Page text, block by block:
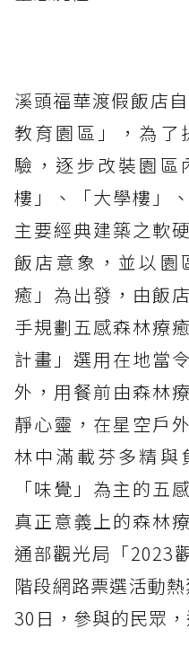
溪頭福華渡假飯店
教育園區」，為了
驗，逐步改裝園區
樓」、「大學樓」
主要經典建築之軟
飯店意象，並以園
癒」為出發，由飯
手規劃五感森林療
計畫」選用在地當
外，用餐前由森林
靜心靈，在星空戶
林中滿載芬多精與
「味覺」為主的五
真正意義上的森林
通部觀光局「2023
階段網路票選活動
30日，參與的民眾